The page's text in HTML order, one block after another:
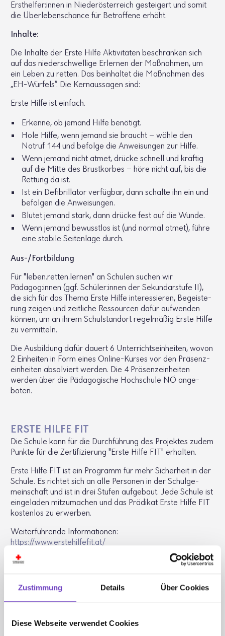
Zustimmung Details Über Cookies
Diese Webseite verwendet Cookies
Erst­helfer:innen in Nieder­ös­ter­reich gestei­gert und somit
die Über­le­bens­chance für Betrof­fene erhöht.
Inhalte:
Die Inhalte der Erste Hilfe Akti­vi­täten beschränken sich
auf das nieder­schwel­lige Erlernen der Maßnahmen, um
ein Leben zu retten. Das beinhaltet die Maßnahmen des
„EH-Würfels“. Die Kern­aus­sagen sind:
Erste Hilfe ist einfach.
Erkenne, ob jemand Hilfe benö­tigt.
Hole Hilfe, wenn jemand sie braucht – wähle den
Notruf 144 und befolge die Anwei­sungen zur Hilfe.
Wenn jemand nicht atmet, drücke schnell und kräftig
auf die Mitte des Brust­korbes – höre nicht auf, bis die
Rettung da ist.
Ist ein Defi­bril­lator verfügbar, dann schalte ihn ein und
befolgen die Anwei­sungen.
Blutet jemand stark, dann drücke fest auf die Wunde.
Wenn jemand bewusstlos ist (und normal atmet), führe
eine stabile Seiten­lage durch.
Aus-/Fort­bil­dung
Für "leben.​retten.​lernen" an Schulen suchen wir
Pädagog:innen (ggf. Schüler:innen der Sekun­dar­stufe II),
die sich für das Thema Erste Hilfe inter­es­sieren, Begeis­te­
rung zeigen und zeit­liche Ressourcen dafür aufwenden
können, um an ihrem Schul­standort regel­mäßig Erste Hilfe
zu vermit­teln.
Die Ausbil­dung dafür dauert 6 Unter­richts­ein­heiten, wovon
2 Einheiten in Form eines Online-Kurses vor den Präsenz­
ein­heiten absol­viert werden. Die 4 Präsenz­ein­heiten
werden über die Pädago­gi­sche Hoch­schule NÖ ange­
boten.
ERSTE HILFE FIT
Die Schule kann für die Durch­füh­rung des Projektes zudem
Punkte für die Zerti­fi­zie­rung "Erste Hilfe FIT" erhalten.
Erste Hilfe FIT ist ein Programm für mehr Sicher­heit in der
Schule. Es richtet sich an alle Personen in der Schul­ge­
mein­schaft und ist in drei Stufen aufge­baut. Jede Schule ist
einge­laden mitzu­ma­chen und das Prädikat Erste Hilfe FIT
kostenlos zu erwerben.
Weiter­füh­rende Infor­ma­tionen:
https://​www.​ers​tehi​lfef​it.​at/
Laien­re­ani­ma­tion: Ein Schlüssel zur Rettung von Leben
Todes­ur­sache, in Öster­reich versterben jähr­lich mehr als